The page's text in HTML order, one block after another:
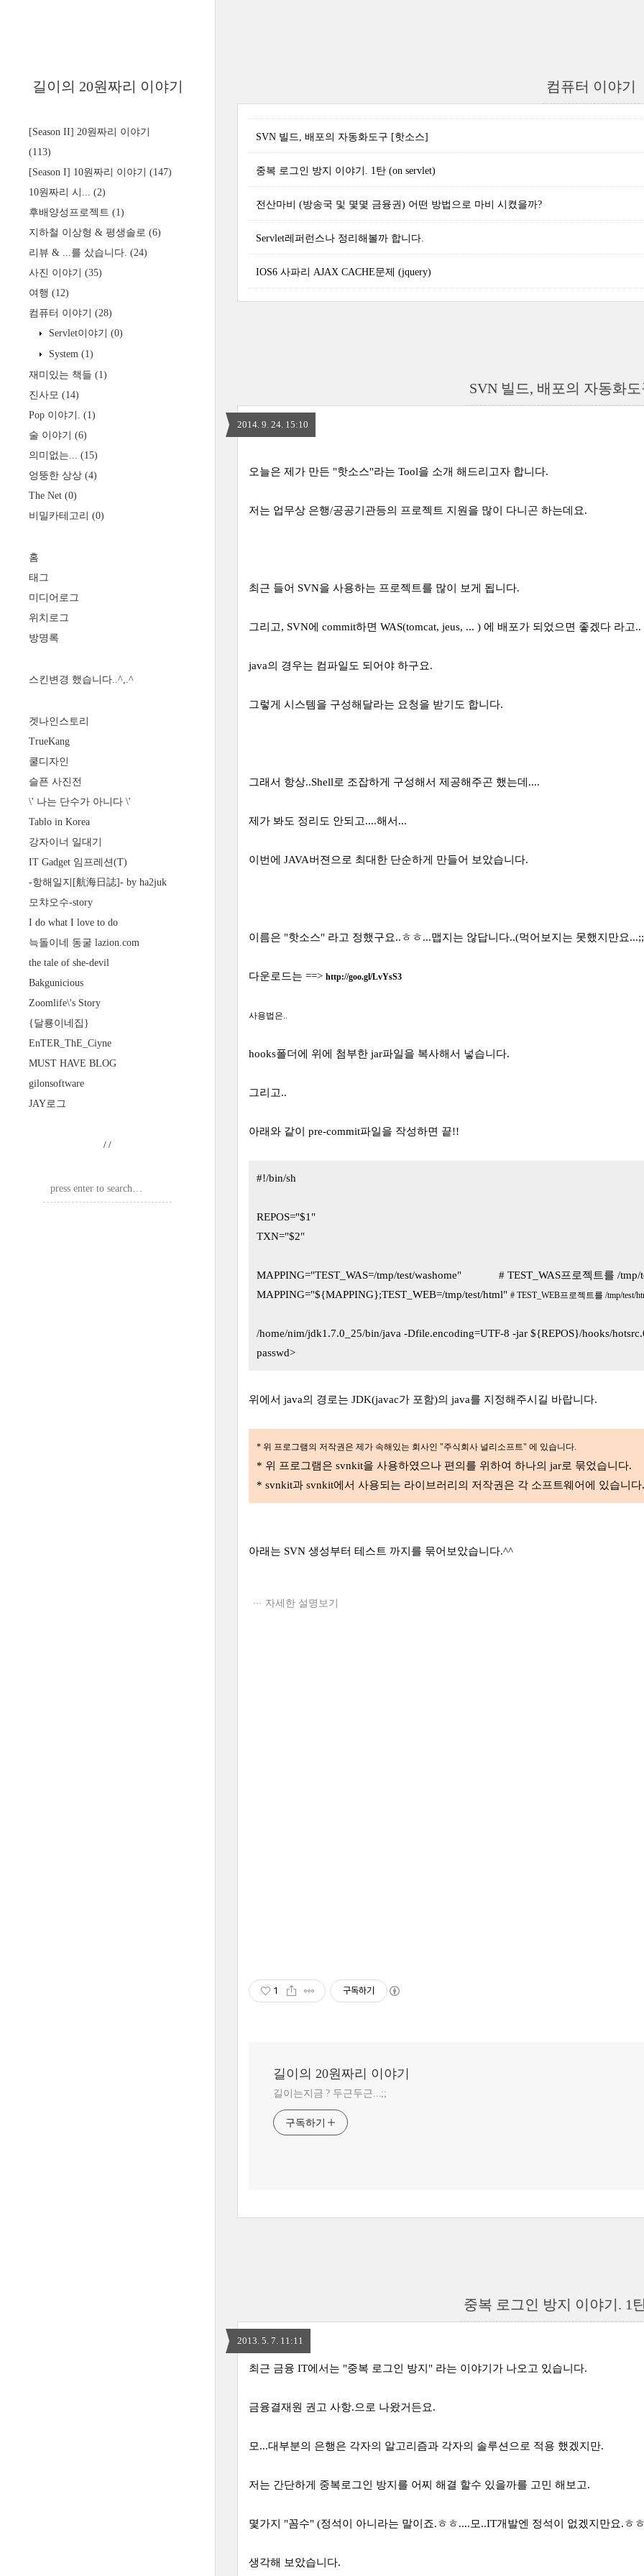
길이의 20원짜리 이야기
[Season II] 20원짜리 이야기
(113)
[Season I] 10원짜리 이야기 (147)
10원짜리 시... (2)
후배양성프로젝트 (1)
지하철 이상형 & 평생솔로 (6)
리뷰 & ...를 샀습니다. (24)
사진 이야기 (35)
여행 (12)
컴퓨터 이야기 (28)
Servlet이야기 (0)
System (1)
재미있는 책들 (1)
진사모 (14)
Pop 이야기. (1)
술 이야기 (6)
의미없는... (15)
엉뚱한 상상 (4)
The Net (0)
비밀카테고리 (0)
홈
태그
미디어로그
위치로그
방명록
스킨변경 했습니다..^,.^
겟나인스토리
TrueKang
쿨디자인
슬픈 사진전
\' 나는 단수가 아니다 \'
Tablo in Korea
강자이너 일대기
IT Gadget 임프레션(T)
-항해일지[航海日誌]- by ha2juk
모챠오수-story
I do what I love to do
늑돌이네 동굴 lazion.com
the tale of she-devil
Bakgunicious
Zoomlife\'s Story
{달룡이네집}
EnTER_ThE_Ciyne
MUST HAVE BLOG
gilonsoftware
JAY로그
/ /
컴퓨터 이야기
SVN 빌드, 배포의 자동화도구 [핫소스]
중복 로그인 방지 이야기. 1탄 (on servlet)
전산마비 (방송국 및 몇몇 금융권) 어떤 방법으로 마비 시켰을까?
Servlet레퍼런스나 정리해볼까 합니다.
IOS6 사파리 AJAX CACHE문제 (jquery)
SVN 빌드, 배포의 자동화
2014. 9. 24. 15:10
오늘은 제가 만든 "핫소스"라는 Tool을 소개 해드리고자 합니다.
저는 업무상 은행/공공기관등의 프로젝트 지원을 많이 다니곤 하는데요.
최근 들어 SVN을 사용하는 프로젝트를 많이 보게 됩니다.
그리고, SVN에 commit하면 WAS(tomcat, jeus, ... ) 에 배포가 되었으면 좋겠다 라고..
java의 경우는 컴파일도 되어야 하구요.
그렇게 시스템을 구성해달라는 요청을 받기도 합니다.
그래서 항상..Shell로 조잡하게 구성해서 제공해주곤 했는데....
제가 봐도 정리도 안되고....해서...
이번에 JAVA버젼으로 최대한 단순하게 만들어 보았습니다.
이름은 "핫소스" 라고 정했구요..ㅎㅎ...맵지는 않답니다..(먹어보지는 못했지만요
다운로드는 ==> http://goo.gl/LvYsS3
사용법은..
hooks폴더에 위에 첨부한 jar파일을 복사해서 넣습니다.
그리고..
아래와 같이 pre-commit파일을 작성하면 끝!!
#!/bin/sh
REPOS="$1"
TXN="$2"
MAPPING="TEST_WAS=/tmp/test/washome" # TEST_WAS프로젝트를 /tmp/
MAPPING="${MAPPING};TEST_WEB=/tmp/test/html" # TEST_WEB프로젝트를 /tmp/test/
/home/nim/jdk1.7.0_25/bin/java -Dfile.encoding=UTF-8 -jar ${REPOS}/hooks/
passwd>
위에서 java의 경로는 JDK(javac가 포함)의 java를 지정해주시길 바랍니다.
* 위 프로그램의 저작권은 제가 속해있는 회사인 "주식회사 널리소프트" 에 있습니다.
* 위 프로그램은 svnkit을 사용하였으나 편의를 위하여 하나의 jar로 묶었습니다.
* svnkit과 svnkit에서 사용되는 라이브러리의 저작권은 각 소프트웨어에 있습니다.
아래는 SVN 생성부터 테스트 까지를 묶어보았습니다.^^
자세한 설명보기
1 구독하기
길이의 20원짜리 이야기
길이는지금 ? 두근두근...;;
구독하기
중복 로그인 방지 이야기. 1
2013. 5. 7. 11:11
최근 금융 IT에서는 "중복 로그인 방지" 라는 이야기가 나오고 있습니다.
금융결재원 권고 사항.으로 나왔거든요.
모...대부분의 은행은 각자의 알고리즘과 각자의 솔루션으로 적용 했겠지만.
저는 간단하게 중복로그인 방지를 어찌 해결 할수 있을까를 고민 해보고.
몇가지 "꼼수" (정석이 아니라는 말이죠.ㅎㅎ....모..IT개발엔 정석이 없겠지만요.ㅎ
생각해 보았습니다.